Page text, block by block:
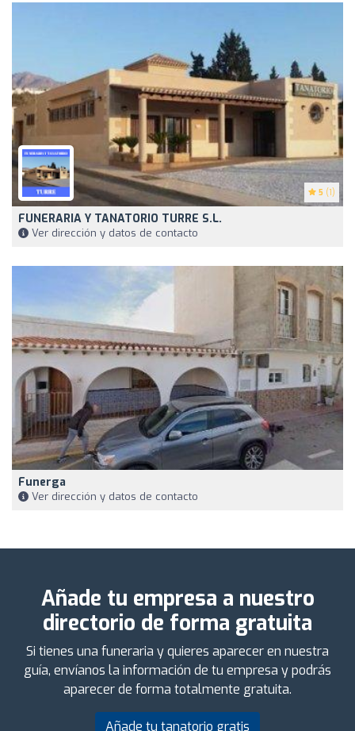
5 (1)
FUNERARIA Y TANATORIO TURRE S.L.
Ver dirección y datos de contacto
Funerga
Ver dirección y datos de contacto
Añade tu empresa a nuestro
directorio de forma gratuita
Si tienes una funeraria y quieres aparecer en nuestra
guía, envíanos la información de tu empresa y podrás
aparecer de forma totalmente gratuita.
Añade tu tanatorio gratis